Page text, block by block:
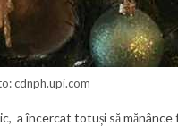
cdnph.upi.com
a încercat totuși să mănânce